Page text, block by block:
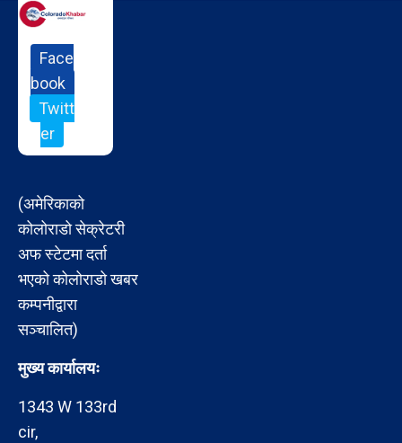
Face
book
Twitt
er
(अमेरिकाको
कोलोराडो सेक्रेटरी
अफ स्टेटमा दर्ता
भएको कोलोराडो खबर
कम्पनीद्वारा
सञ्चालित)
मुख्य कार्यालयः
1343 W 133rd
cir,